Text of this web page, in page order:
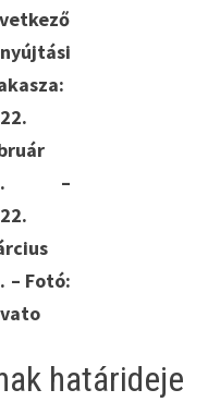
–
– Fotó:
határideje